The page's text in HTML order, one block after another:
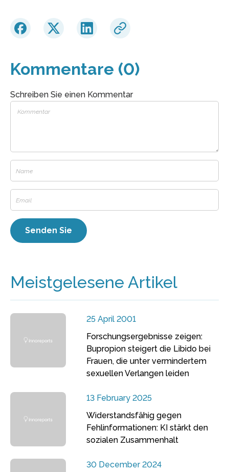
Kommentare (0)
Schreiben Sie einen Kommentar
Meistgelesene Artikel
25 April 2001
Forschungsergebnisse zeigen:
Bupropion steigert die Libido bei
Frauen, die unter vermindertem
sexuellen Verlangen leiden
13 February 2025
Widerstandsfähig gegen
Fehlinformationen: KI stärkt den
sozialen Zusammenhalt
30 December 2024